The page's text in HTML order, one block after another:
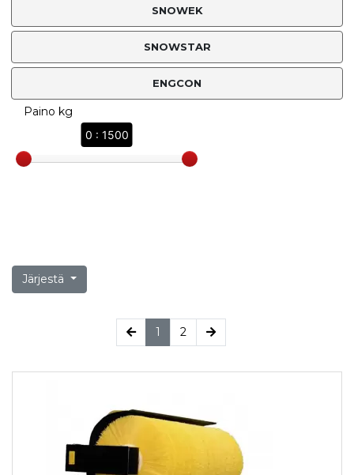
SNOWEK
SNOWSTAR
ENGCON
Paino kg
0 : 1500
Järjestä
1 (current)
2